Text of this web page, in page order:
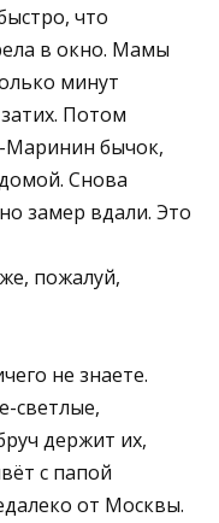
что
в окно. Мамы
минут
Потом
Маринин бычок,
Снова
замер вдали. Это
пожалуй,
не знаете.
светлые,
держит их,
с папой
от Москвы.